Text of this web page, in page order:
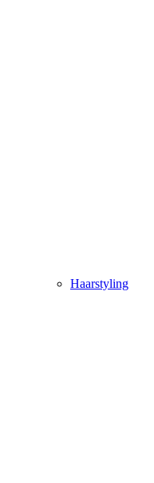
Haarstyling